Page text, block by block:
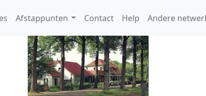
Afstappunten Contact Help Andere